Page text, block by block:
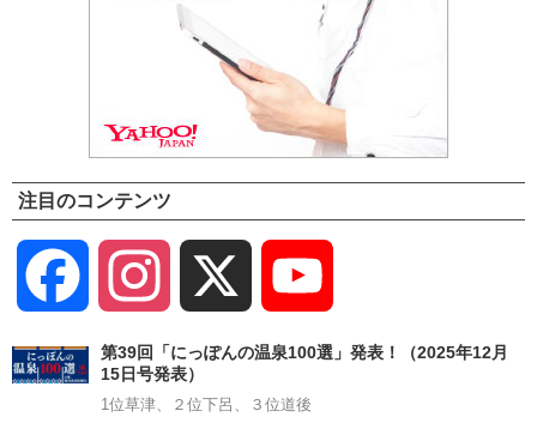
注目のコンテンツ
Facebook Instagram
Channel
第39回「にっぽんの温泉100選」発表！（2025年12月
15日号発表）
1位草津、２位下呂、３位道後